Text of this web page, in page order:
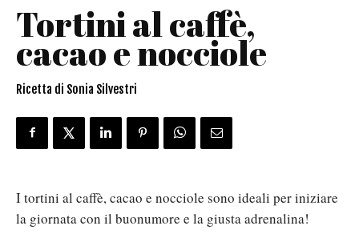
Tortini al caffè,
cacao e nocciole
Ricetta di Sonia Silvestri
I tortini al caffè, cacao e nocciole sono ideali per iniziare
la giornata con il buonumore e la giusta adrenalina!